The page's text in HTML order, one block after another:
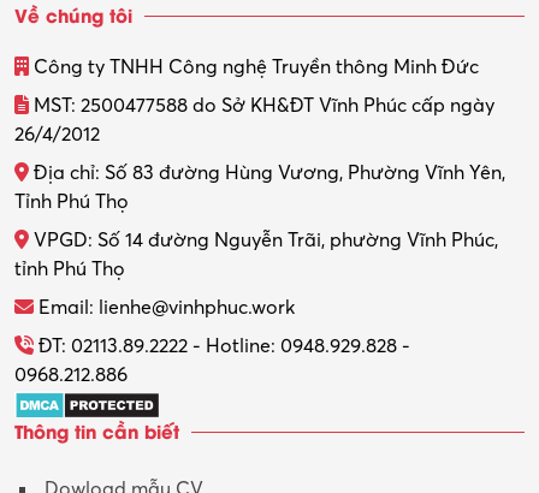
Về chúng tôi
Công ty TNHH Công nghệ Truyền thông Minh Đức
MST: 2500477588 do Sở KH&ĐT Vĩnh Phúc cấp ngày
26/4/2012
Địa chỉ: Số 83 đường Hùng Vương, Phường Vĩnh Yên,
Tỉnh Phú Thọ
VPGD: Số 14 đường Nguyễn Trãi, phường Vĩnh Phúc,
tỉnh Phú Thọ
Email: lienhe@vinhphuc.work
ĐT: 02113.89.2222 - Hotline: 0948.929.828 -
0968.212.886
Thông tin cần biết